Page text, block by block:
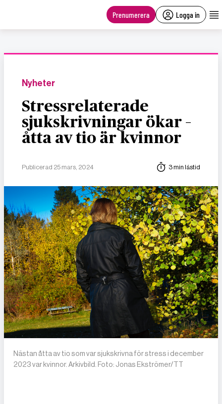
Prenumerera Logga in
Nyheter
Stressrelaterade
sjukskrivningar ökar –
åtta av tio är kvinnor
Publicerad 25 mars, 2024 3 min lästid
Nästan åtta av tio som var sjukskrivna för stress i december
2023 var kvinnor. Arkivbild. Foto: Jonas Ekströmer/TT